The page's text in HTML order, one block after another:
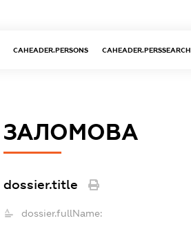
CAHEADER.PERSONS CAHEADER.PERSSEARCH
ЗАЛОМОВА
dossier.title
dossier.fullName: